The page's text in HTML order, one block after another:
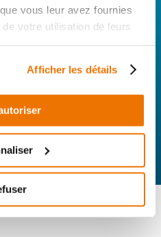
vous leur avez fournies
votre utilisation de leurs
Afficher les détails